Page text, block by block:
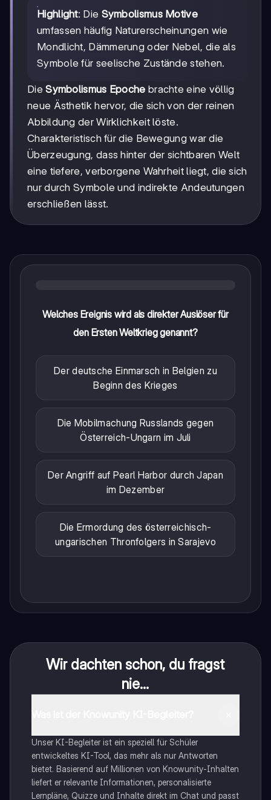
Highlight: Die Symbolismus Motive
umfassen häufig Naturerscheinungen wie
Mondlicht, Dämmerung oder Nebel, die als
Symbole für seelische Zustände stehen.
DieSymbolismus Epoche brachte eine völlig
neue Ästhetik hervor, die sich von der reinen
Abbildung der Wirklichkeit löste.
Charakteristisch für die Bewegung war die
Überzeugung, dass hinter der sichtbaren Welt
eine tiefere, verborgene Wahrheit liegt, die sich
nur durch Symbole und indirekte Andeutungen
erschließen lässt.
Welches Ereignis wird als direkter Auslöser für
den Ersten Weltkrieg genannt?
Der deutsche Einmarsch in Belgien zu
Beginn des Krieges
Die Mobilmachung Russlands gegen
Österreich-Ungarn im Juli
Der Angriff auf Pearl Harbor durch Japan
im Dezember
Die Ermordung des österreichisch-
ungarischen Thronfolgers in Sarajevo
Wir dachten schon, du fragst
nie...
Unser KI-Begleiter ist ein speziell für Schüler
entwickeltes KI-Tool, das mehr als nur Antworten
bietet. Basierend auf Millionen von Knowunity-Inhalten
liefert er relevante Informationen, personalisierte
Lernpläne, Quizze und Inhalte direkt im Chat und passt